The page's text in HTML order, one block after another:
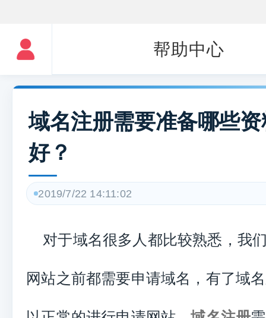
帮助中心
域名注册需要准备哪些
好？
2019/7/22 14:11:02
对于域名很多人都比较熟悉，我
网站之前都需要申请域名，有了域